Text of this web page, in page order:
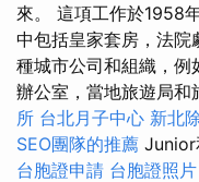
來。 這項工作於1958
中包括皇家套房，法院
種城市公司和組織，
辦公室，當地旅遊局
所 台北月子中心 新北
SEO團隊的推薦 Junior
台胞證申請 台胞證照片